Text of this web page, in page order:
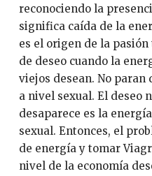
reconociendo la
significa caída de la
es el origen de la
de deseo cuando la
viejos desean. No paran
a nivel sexual. El deseo
desaparece es la
sexual. Entonces, el
de energía y tomar
nivel de la economía